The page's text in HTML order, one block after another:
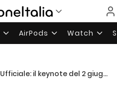
AirPods Watch
Ufficiale: il keynote del 2 giugno si potrà vedere in diretta